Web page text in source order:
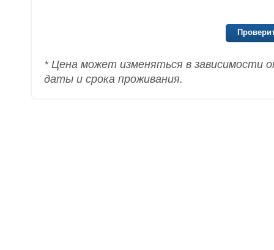
* Цена может изменяться в зависимости
даты и срока проживания.